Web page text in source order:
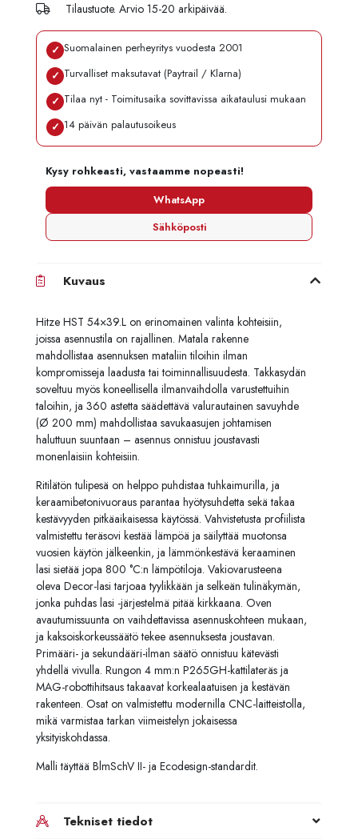
Tilaustuote. Arvio 15-20 arkipäivää.
✓ Suomalainen perheyritys vuodesta 2001
✓ Turvalliset maksutavat (Paytrail / Klarna)
✓ Tilaa nyt - Toimitusaika sovittavissa aikataulusi mukaan
✓ 14 päivän palautusoikeus
Kysy rohkeasti, vastaamme nopeasti!
WhatsApp
Sähköposti
Kuvaus
Hitze HST 54×39.L on erinomainen valinta kohteisiin,
joissa asennustila on rajallinen. Matala rakenne
mahdollistaa asennuksen mataliin tiloihin ilman
kompromisseja laadusta tai toiminnallisuudesta. Takkasydän
soveltuu myös koneellisella ilmanvaihdolla varustettuihin
taloihin, ja 360 astetta säädettävä valurautainen savuyhde
(Ø 200 mm) mahdollistaa savukaasujen johtamisen
haluttuun suuntaan – asennus onnistuu joustavasti
monenlaisiin kohteisiin.
Ritilätön tulipesä on helppo puhdistaa tuhkaimurilla, ja
keraamibetonivuoraus parantaa hyötysuhdetta sekä takaa
kestävyyden pitkäaikaisessa käytössä. Vahvistetusta profiilista
valmistettu teräsovi kestää lämpöä ja säilyttää muotonsa
vuosien käytön jälkeenkin, ja lämmönkestävä keraaminen
lasi sietää jopa 800 °C:n lämpötiloja. Vakiovarusteena
oleva Decor-lasi tarjoaa tyylikkään ja selkeän tulinäkymän,
jonka puhdas lasi -järjestelmä pitää kirkkaana. Oven
avautumissuunta on vaihdettavissa asennuskohteen mukaan,
ja kaksoiskorkeussäätö tekee asennuksesta joustavan.
Primääri- ja sekundääri-ilman säätö onnistuu kätevästi
yhdellä vivulla. Rungon 4 mm:n P265GH-kattilateräs ja
MAG-robottihitsaus takaavat korkealaatuisen ja kestävän
rakenteen. Osat on valmistettu modernilla CNC-laitteistolla,
mikä varmistaa tarkan viimeistelyn jokaisessa
yksityiskohdassa.
Malli täyttää BlmSchV II- ja Ecodesign-standardit.
Tekniset tiedot